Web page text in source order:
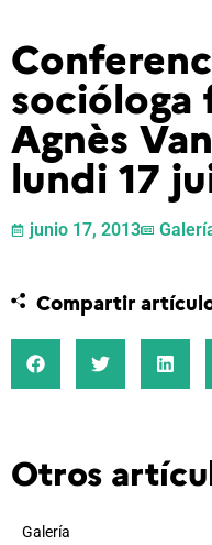
socióloga
Agnès
lundi 17
junio 17, 2013
Compartir
Otros
Galería